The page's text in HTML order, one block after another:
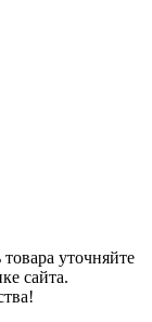
уточняйте
сайта.